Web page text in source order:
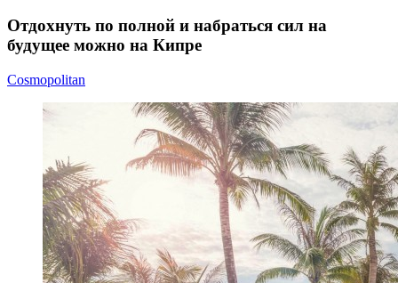
Отдохнуть по полной и набраться сил на
будущее можно на Кипре
Cosmopolitan